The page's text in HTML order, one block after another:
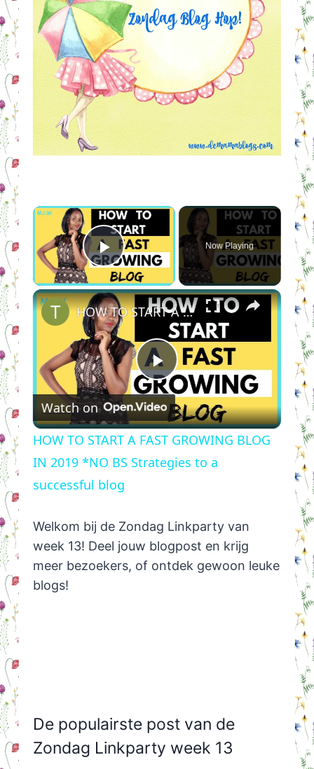
×
Play Video
Now Playing
×
Play
Video
HOW TO START A FAST GROWING BLOG IN 2019 *NO BS Strategies to a successful blog
Watch on
HOW TO START A FAST GROWING BLOG
IN 2019 *NO BS Strategies to a
successful blog
Welkom bij de Zondag Linkparty van
week 13! Deel jouw blogpost en krijg
meer bezoekers, of ontdek gewoon leuke
blogs!
De populairste post van de
Zondag Linkparty week 13